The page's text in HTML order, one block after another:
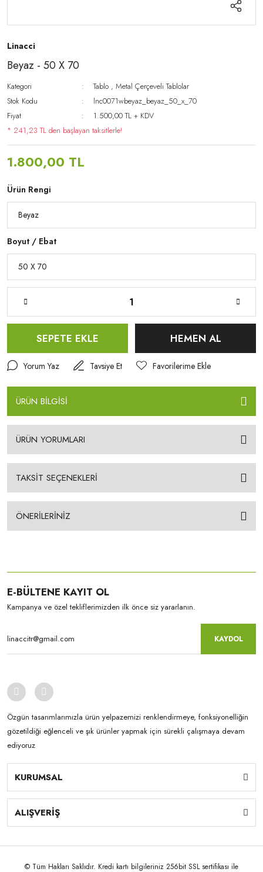
Linacci
Beyaz - 50 X 70
Kategori Tablo ,Metal Çerçeveli Tablolar
Stok Kodu
lnc0071wbeyaz_beyaz_50_x_70
Fiyat
1.500,00 TL + KDV
* 241,23 TL den başlayan taksitlerle!
1.800,00 TL
Ürün Rengi
Boyut / Ebat
SEPETE EKLE HEMEN AL
Yorum Yaz Tavsiye Et
ÜRÜN BİLGİSİ
ÜRÜN YORUMLARI
TAKSİT SEÇENEKLERİ
ÖNERİLERİNİZ
E-BÜLTENE KAYIT OL
Kampanya ve özel tekliflerimizden ilk önce siz yararlanın.
KAYDOL
Özgün tasarımlarımızla ürün yelpazemizi renklendirmeye, fonksiyonelliğin
gözetildiği eğlenceli ve şık ürünler yapmak için sürekli çalışmaya devam
ediyoruz
KURUMSAL
ALIŞVERİŞ
© Tüm Hakları Saklıdır. Kredi kartı bilgileriniz 256bit SSL sertifikası ile